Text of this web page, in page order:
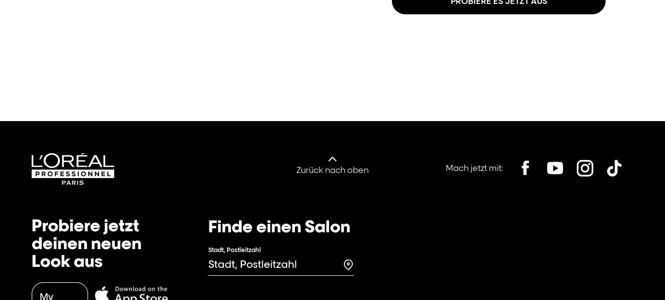
Zurück nach oben Mach jetzt mit:
Probiere jetzt
deinen neuen
Look aus
Finde einen Salon
Stadt, Postleitzahl
Search for a salon in this location, opens in a new window